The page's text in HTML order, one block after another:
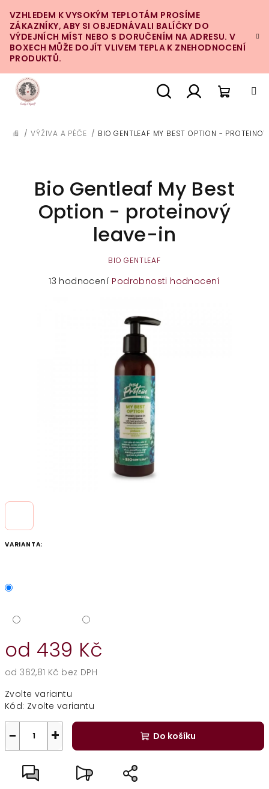
na
obsah
VZHLEDEM K VYSOKÝM TEPLOTÁM PROSÍME
ZÁKAZNÍKY, ABY SI OBJEDNÁVALI BALÍČKY DO
VÝDEJNÍCH MÍST NEBO S DORUČENÍM NA ADRESU. V
BOXECH MŮŽE DOJÍT VLIVEM TEPLA K ZNEHODNOCENÍ
PRODUKTŮ.
DOMŮ
/ VÝŽIVA A PÉČE / BIO GENTLEAF MY BEST OPTION -
VARIANTA:
od 439 Kč
od362,81 Kč bez DPH
cena:
Zvolte variantu
Kód: Zvolte variantu
+
− Do košíku
Bio Gentleaf My Best
Option - proteinový
leave-in
BIO GENTLEAF
Průměrné
13 hodnocení Podrobnosti hodnocení